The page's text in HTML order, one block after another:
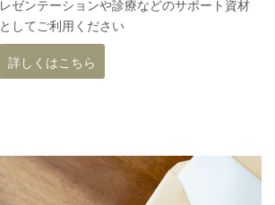
レゼンテーションや診療などのサポート資材
としてご利用ください
詳しくはこちら